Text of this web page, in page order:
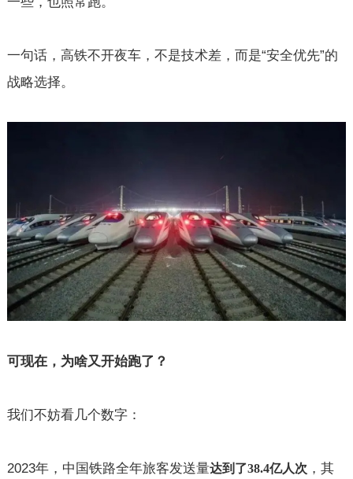
一句话，高铁不开夜车，不是技术差，而是“安全优先”的
战略选择。
可现在，为啥又开始跑了？
我们不妨看几个数字：
2023年，中国铁路全年旅客发送量达到了38.4亿人次 ，其